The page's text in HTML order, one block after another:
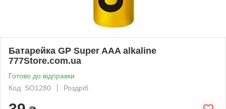
Батарейка GP Super AAA alkaline
777Store.com.ua
Готово до відправки
Код: SO1280
Роздріб